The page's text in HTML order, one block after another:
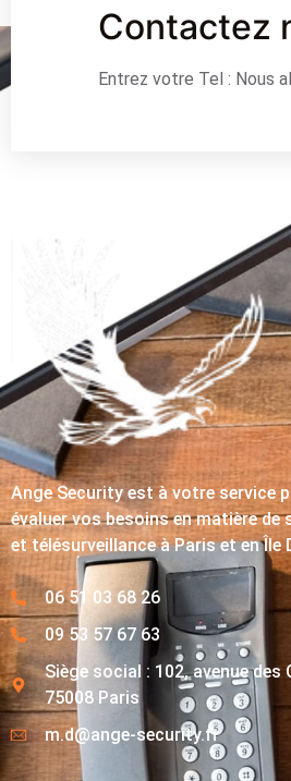
Contactez
Entrez votre Tel : Nous
Ange Security est à votre service
évaluer vos besoins en matière de
et télésurveillance à Paris et en Île
06 51 03 68 26
09 53 57 67 63
Siège social : 102, avenue des
75008 Paris
m.d@ange-security.fr